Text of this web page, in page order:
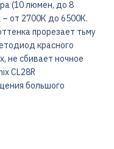
(10 люмен, до 8
– от 2700К до 6500К.
прорезает тьму
красного
не сбивает ночное
CL28R
большого